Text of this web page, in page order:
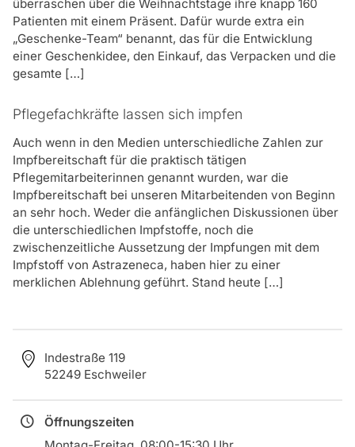
Bedürfnisse ändern?
Die Leistungen werden individuell auf Ihre
Bedürfnisse zugeschnitten und können jederzeit
geändert werden. Uns ist es wichtig, dass Sie sich in
es möchten. Dabei unterstützen wir Sie.
Was ist häusliche Krankenpflege?
Die Kosten für ärztlich verordnete Leistungen (wie
z.B. Stützstrümpfe an- und ausziehen, Insulin
verabreichen, Medikamente stellen und
verabreichen…), werden von den Krankenkassen
übernommen (ggf. wird eine Zuzahlung von den
Kassen eingefordert).
Was versteht man unter Pflegehilfsmittel?
zu ermöglichen, sind Pflegehilfsmittel. Dabei
unterscheidet man zwischen technischen Hilfsmitteln,
Einmalhandschuhen und Betteinlagen.
überraschen über die Weihnachtstage ihre knapp 160
Patienten mit einem Präsent. Dafür wurde extra ein
„Geschenke-Team“ benannt, das für die Entwicklung
einer Geschenkidee, den Einkauf, das Verpacken und die
gesamte […]
Pflegefachkräfte lassen sich impfen
Auch wenn in den Medien unterschiedliche Zahlen zur
Impfbereitschaft für die praktisch tätigen
Pflegemitarbeiterinnen genannt wurden, war die
Impfbereitschaft bei unseren Mitarbeitenden von Beginn
an sehr hoch. Weder die anfänglichen Diskussionen über
die unterschiedlichen Impfstoffe, noch die
zwischenzeitliche Aussetzung der Impfungen mit dem
Impfstoff von Astrazeneca, haben hier zu einer
merklichen Ablehnung geführt. Stand heute […]
Indestraße 119
52249 Eschweiler
Öffnungszeiten